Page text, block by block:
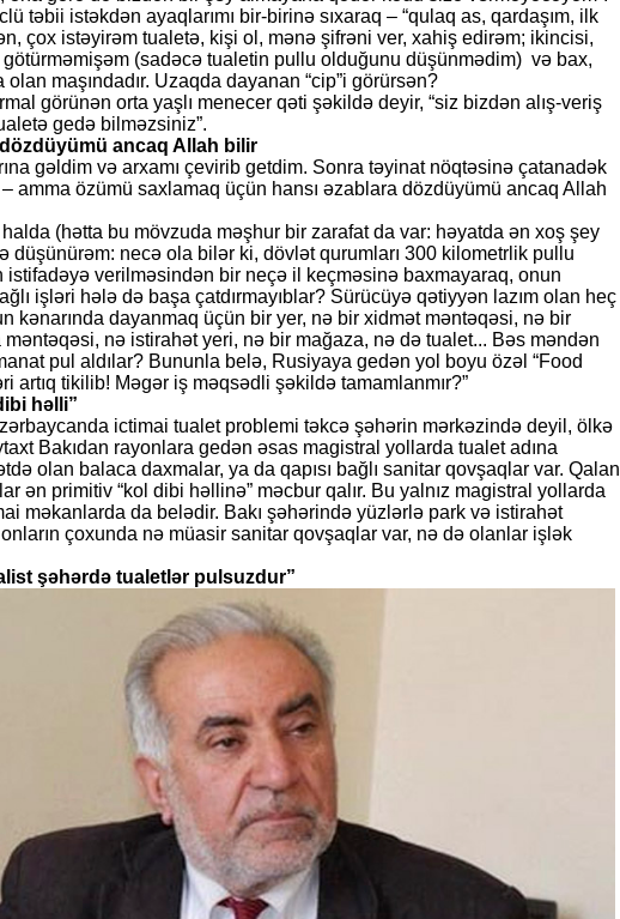
təbii istəkdən ayaqlarımı bir-birinə sıxaraq – “qulaq as, qardaşım, ilk
çox istəyirəm tualetə, kişi ol, mənə şifrəni ver, xahiş edirəm; ikincisi,
götürməmişəm (sadəcə tualetin pullu olduğunu düşünmədim) və bax,
maşındadır. Uzaqda dayanan “cip”i görürsən?
görünən orta yaşlı menecer qəti şəkildə deyir, “siz bizdən alış-veriş
gedə bilməzsiniz”.
dözdüyümü ancaq Allah bilir
gəldim və arxamı çevirib getdim. Sonra təyinat nöqtəsinə çatanadək
amma özümü saxlamaq üçün hansı əzablara dözdüyümü ancaq Allah
halda (hətta bu mövzuda məşhur bir zarafat da var: həyatda ən xoş şey
düşünürəm: necə ola bilər ki, dövlət qurumları 300 kilometrlik pullu
istifadəyə verilməsindən bir neçə il keçməsinə baxmayaraq, onun
işləri hələ də başa çatdırmayıblar? Sürücüyə qətiyyən lazım olan heç
kənarında dayanmaq üçün bir yer, nə bir xidmət məntəqəsi, nə bir
nə istirahət yeri, nə bir mağaza, nə də tualet... Bəs məndən
pul aldılar? Bununla belə, Rusiyaya gedən yol boyu özəl “Food
artıq tikilib! Məgər iş məqsədli şəkildə tamamlanmır?”
həlli”
ictimai tualet problemi təkcə şəhərin mərkəzində deyil, ölkə
Bakıdan rayonlara gedən əsas magistral yollarda tualet adına
olan balaca daxmalar, ya da qapısı bağlı sanitar qovşaqlar var. Qalan
ən primitiv “kol dibi həllinə” məcbur qalır. Bu yalnız magistral yollarda
məkanlarda da belədir. Bakı şəhərində yüzlərlə park və istirahət
onların çoxunda nə müasir sanitar qovşaqlar var, nə də olanlar işlək
şəhərdə tualetlər pulsuzdur”